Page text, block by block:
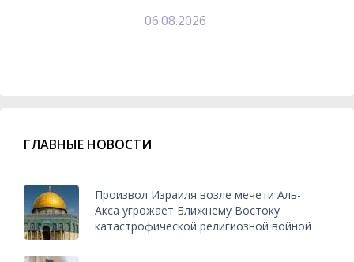
06.08.2026
ГЛАВНЫЕ НОВОСТИ
Произвол Израиля возле мечети Аль-
Акса угрожает Ближнему Востоку
катастрофической религиозной войной